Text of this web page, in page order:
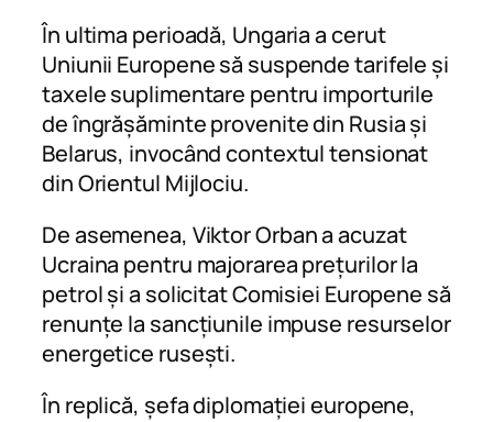
În ultima perioadă, Ungaria a cerut
Uniunii Europene să suspende tarifele și
taxele suplimentare pentru importurile
de îngrășăminte provenite din Rusia și
Belarus, invocând contextul tensionat
din Orientul Mijlociu.
De asemenea, Viktor Orban a acuzat
Ucraina pentru majorarea prețurilor la
petrol și a solicitat Comisiei Europene să
renunțe la sancțiunile impuse resurselor
energetice rusești.
În replică, șefa diplomației europene,